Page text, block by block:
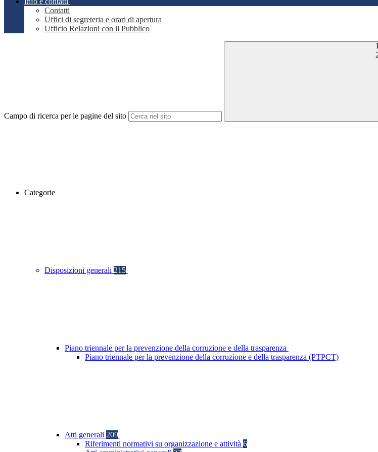
Contatti
Uffici di segreteria e orari di apertura
Ufficio Relazioni con il Pubblico
Campo di ricerca per le pagine del sito
Categorie
Disposizioni generali 215
Piano triennale per la prevenzione della corruzione e della trasparenza
Piano triennale per la prevenzione della corruzione e della trasparenza (PTPCT)
Atti generali 209
Riferimenti normativi su organizzazione e attività 6